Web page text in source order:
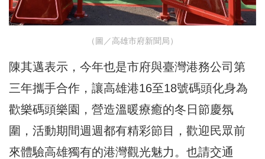
（圖／高雄市府新聞局）
陳其邁表示，今年也是市府與臺灣港務公司第
三年攜手合作，讓高雄港16至18號碼頭化身為
歡樂碼頭樂園，營造溫暖療癒的冬日節慶氛
圍，活動期間週週都有精彩節目，歡迎民眾前
來體驗高雄獨有的港灣觀光魅力。也請交通